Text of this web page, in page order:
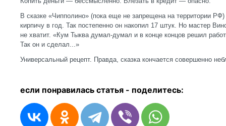
В сказке «Чипполино» (пока еще не запрещена на территории
кирпичу в год. Так постепенно он накопил 17 штук. Но мастер
не хватит. «Кум Тыква думал-думал и в конце концов решил
Так он и сделал...»
Универсальный рецепт. Правда, сказка кончается совершенно
если понравилась статья - поделитесь: